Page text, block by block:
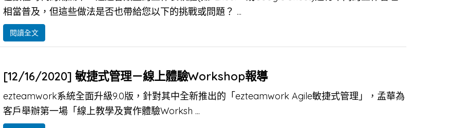
相當普及，但這些做法是否也帶給您以下的挑戰或問題？ ...
閱讀全文
[12/16/2020] 敏捷式管理－線上體驗Workshop報導
ezteamwork系統全面升級9.0版，針對其中全新推出的「ezteamwork Agile敏捷式管理」，孟華為
客戶舉辦第一場「線上教學及實作體驗Worksh ...